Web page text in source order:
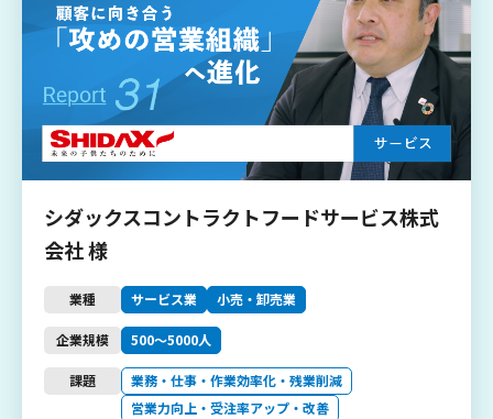
シダックスコントラクトフードサービス株式
会社 様
業種 サービス業 小売・卸売業
企業規模 500〜5000人
課題
業務・仕事・作業効率化・残業削減
営業力向上・受注率アップ・改善